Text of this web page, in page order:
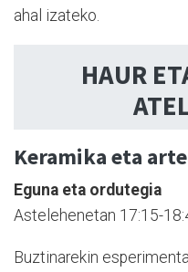
ahal izateko.
HAUR
Keramika eta
Eguna eta ordutegia
Astelehenetan 17:15-
Buztinarekin